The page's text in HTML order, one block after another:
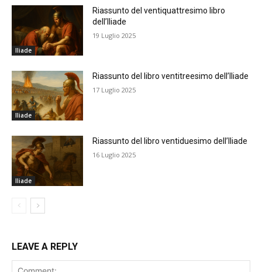
Iliade
Riassunto del ventiquattresimo libro
dell’Iliade
19 Luglio 2025
Iliade
Riassunto del libro ventitreesimo dell’Iliade
17 Luglio 2025
Iliade
Riassunto del libro ventiduesimo dell’Iliade
16 Luglio 2025
LEAVE A REPLY